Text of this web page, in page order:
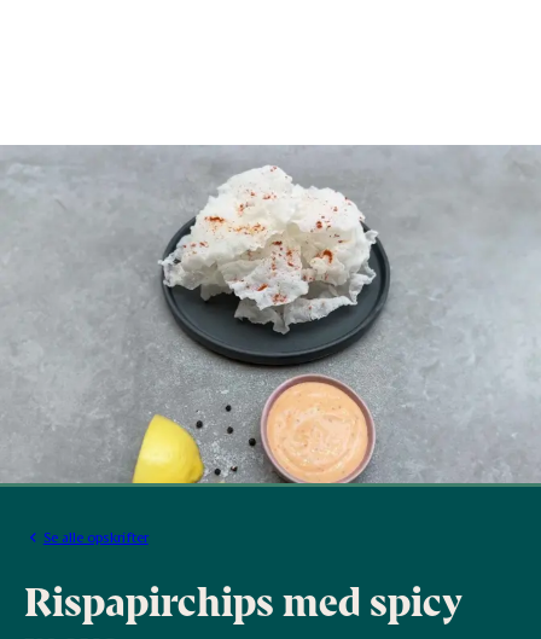
Se alle opskrifter
Rispapirchips med spicy